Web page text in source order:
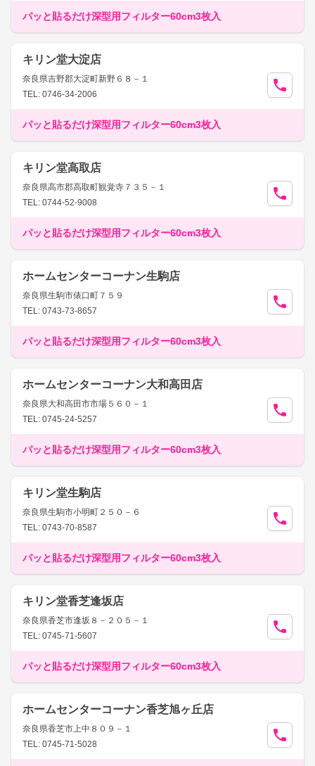
パッと貼るだけ深型用フィルター60cm3枚入
キリン堂大淀店
奈良県吉野郡大淀町新野６８－１
TEL: 0746-34-2006
パッと貼るだけ深型用フィルター60cm3枚入
キリン堂高取店
奈良県高市郡高取町観覚寺７３５－１
TEL: 0744-52-9008
パッと貼るだけ深型用フィルター60cm3枚入
ホームセンターコーナン生駒店
奈良県生駒市俵口町７５９
TEL: 0743-73-8657
パッと貼るだけ深型用フィルター60cm3枚入
ホームセンターコーナン大和高田店
奈良県大和高田市市場５６０－１
TEL: 0745-24-5257
パッと貼るだけ深型用フィルター60cm3枚入
キリン堂生駒店
奈良県生駒市小明町２５０－６
TEL: 0743-70-8587
パッと貼るだけ深型用フィルター60cm3枚入
キリン堂香芝逢坂店
奈良県香芝市逢坂８－２０５－１
TEL: 0745-71-5607
パッと貼るだけ深型用フィルター60cm3枚入
ホームセンターコーナン香芝旭ヶ丘店
奈良県香芝市上中８０９－１
TEL: 0745-71-5028